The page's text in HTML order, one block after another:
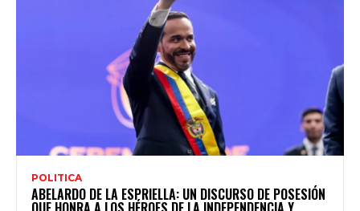
POLITICA
ABELARDO DE LA ESPRIELLA: UN DISCURSO DE POSESIÓN